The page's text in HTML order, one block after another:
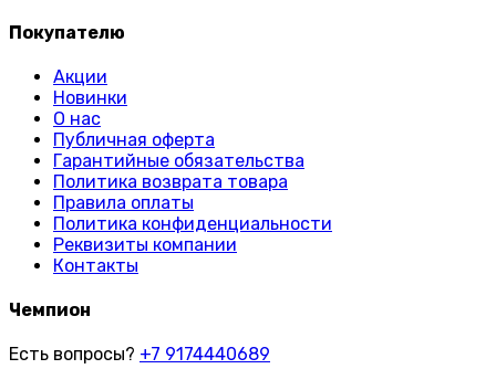
Покупателю
Акции
Новинки
О нас
Публичная оферта
Гарантийные обязательства
Политика возврата товара
Правила оплаты
Политика конфиденциальности
Реквизиты компании
Контакты
Чемпион
Есть вопросы? +7 9174440689